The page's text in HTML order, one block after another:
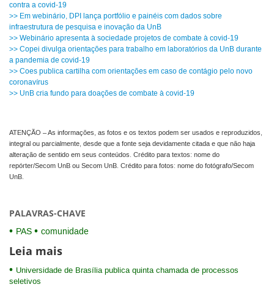
contra a covid-19
>> Em webinário, DPI lança portfólio e painéis com dados sobre
infraestrutura de pesquisa e inovação da UnB
>> Webinário apresenta à sociedade projetos de combate à covid-19
>> Copei divulga orientações para trabalho em laboratórios da UnB durante
a pandemia de covid-19
>> Coes publica cartilha com orientações em caso de contágio pelo novo
coronavírus
>> UnB cria fundo para doações de combate à covid-19
ATENÇÃO – As informações, as fotos e os textos podem ser usados e reproduzidos,
integral ou parcialmente, desde que a fonte seja devidamente citada e que não haja
alteração de sentido em seus conteúdos. Crédito para textos: nome do
repórter/Secom UnB ou Secom UnB. Crédito para fotos: nome do fotógrafo/Secom
UnB.
PALAVRAS-CHAVE
PAS comunidade
Leia mais
Universidade de Brasília publica quinta chamada de processos
seletivos